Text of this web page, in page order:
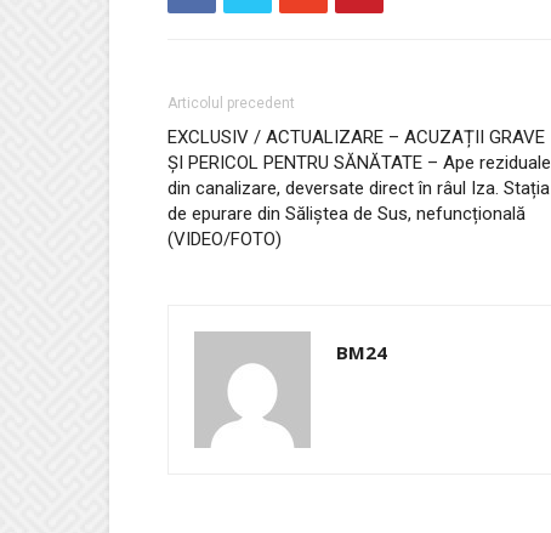
Articolul precedent
EXCLUSIV / ACTUALIZARE – ACUZAȚII GRAVE
ȘI PERICOL PENTRU SĂNĂTATE – Ape reziduale
din canalizare, deversate direct în râul Iza. Stația
de epurare din Săliștea de Sus, nefuncțională
(VIDEO/FOTO)
BM24